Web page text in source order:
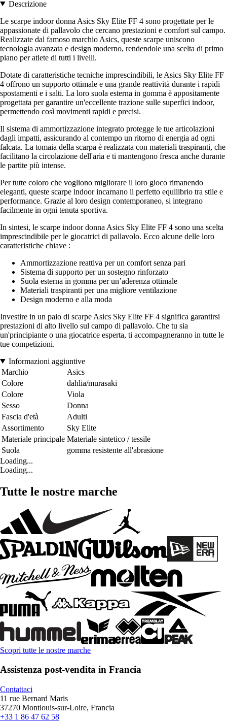
Descrizione
Le scarpe indoor donna Asics Sky Elite FF 4 sono progettate per le
appassionate di pallavolo che cercano prestazioni e comfort sul campo.
Realizzate dal famoso marchio Asics, queste scarpe uniscono
tecnologia avanzata e design moderno, rendendole una scelta di primo
piano per atlete di tutti i livelli.
Dotate di caratteristiche tecniche imprescindibili, le Asics Sky Elite FF
4 offrono un supporto ottimale e una grande reattività durante i rapidi
spostamenti e i salti. La loro suola esterna in gomma è appositamente
progettata per garantire un'eccellente trazione sulle superfici indoor,
permettendo così movimenti rapidi e precisi.
Il sistema di ammortizzazione integrato protegge le tue articolazioni
dagli impatti, assicurando al contempo un ritorno di energia ad ogni
falcata. La tomaia della scarpa è realizzata con materiali traspiranti, che
facilitano la circolazione dell'aria e ti mantengono fresca anche durante
le partite più intense.
Per tutte coloro che vogliono migliorare il loro gioco rimanendo
eleganti, queste scarpe indoor incarnano il perfetto equilibrio tra stile e
performance. Grazie al loro design contemporaneo, si integrano
facilmente in ogni tenuta sportiva.
In sintesi, le scarpe indoor donna Asics Sky Elite FF 4 sono una scelta
imprescindibile per le giocatrici di pallavolo. Ecco alcune delle loro
caratteristiche chiave :
Ammortizzazione reattiva per un comfort senza pari
Sistema di supporto per un sostegno rinforzato
Suola esterna in gomma per un’aderenza ottimale
Materiali traspiranti per una migliore ventilazione
Design moderno e alla moda
Investire in un paio di scarpe Asics Sky Elite FF 4 significa garantirsi
prestazioni di alto livello sul campo di pallavolo. Che tu sia
un'principiante o una giocatrice esperta, ti accompagneranno in tutte le
tue competizioni.
Informazioni aggiuntive
Marchio
Asics
Colore
dahlia/murasaki
Colore
Viola
Sesso
Donna
Fascia d'età
Adulti
Assortimento
Sky Elite
Materiale principale Materiale sintetico / tessile
Suola
gomma resistente all'abrasione
Loading...
Loading...
Tutte le nostre marche
Scopri tutte le nostre marche
Assistenza post-vendita in Francia
Contattaci
11 rue Bernard Maris
37270 Montlouis-sur-Loire, Francia
+33 1 86 47 62 58